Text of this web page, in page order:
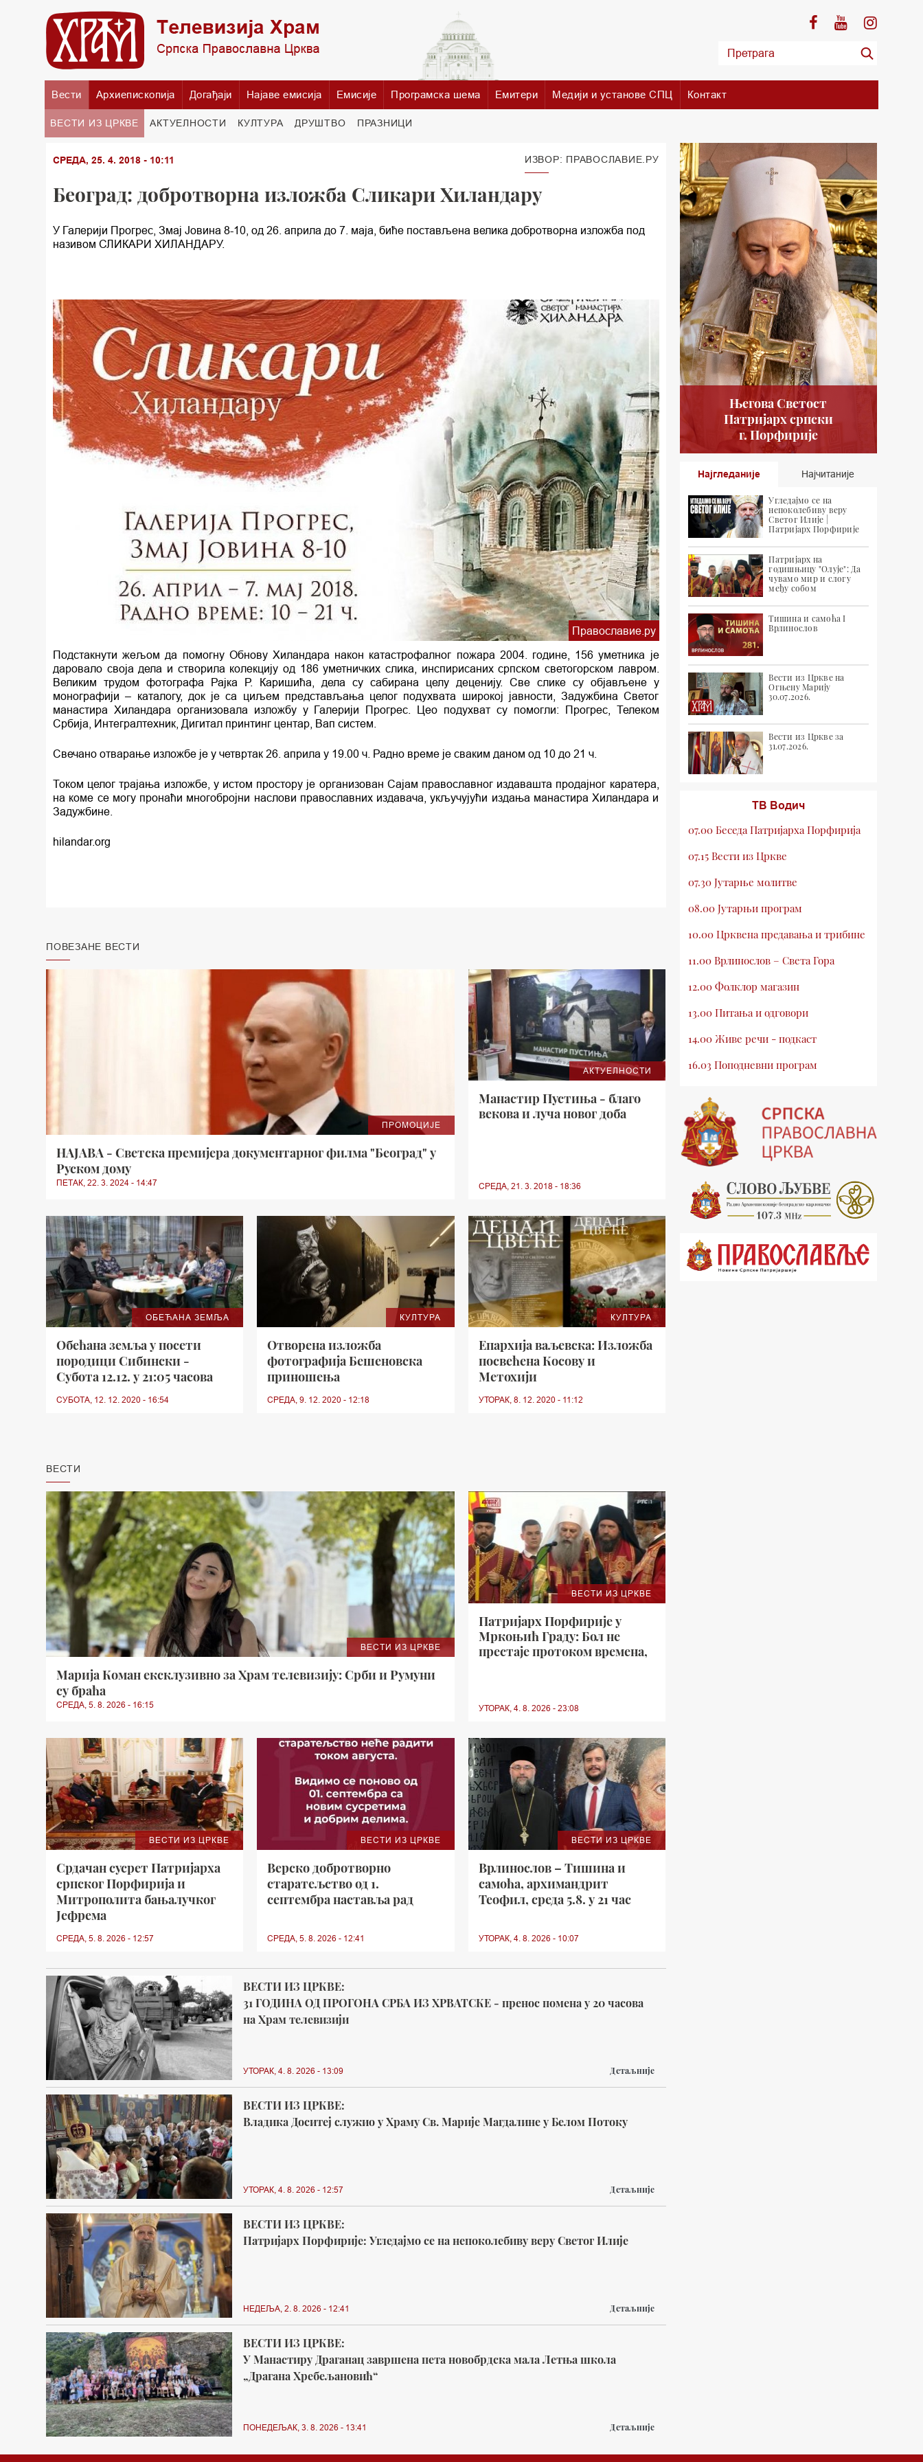
Вести Архиепископија Догађаји Најаве емисија Емисије Програмска шема Емитери Медији и установе СПЦ Контакт
ВЕСТИ ИЗ ЦРКВЕ АКТУЕЛНОСТИ КУЛТУРА ДРУШТВО ПРАЗНИЦИ
СРЕДА, 25. 4. 2018 - 10:11 ИЗВОР: ПРАВОСЛАВИЕ.РУ
Београд: добротворна изложба Сликари Хиландару
У Галерији Прогрес, Змај Јовина 8-10, од 26. априла до 7. маја, биће постављена велика добротворна изложба под
називом СЛИКАРИ ХИЛАНДАРУ.
Православие.ру
Подстакнути жељом да помогну Обнову Хиландара након катастрофалног пожара 2004. године, 156 уметника је
даровало своја дела и створила колекцију од 186 уметничких слика, инспирисаних српском светогорском лавром.
Великим трудом фотографа Рајка Р. Каришића, дела су сабирана целу деценију. Све слике су објављене у
монографији – каталогу, док је са циљем представљања целог подухвата широкој јавности, Задужбина Светог
манастира Хиландара организовала изложбу у Галерији Прогрес. Цео подухват су помогли: Прогрес, Телеком
Србија, Интегралтехник, Дигитал принтинг центар, Вап систем.
Свечано отварање изложбе је у четвртак 26. априла у 19.00 ч. Радно време је сваким даном од 10 до 21 ч.
Током целог трајања изложбе, у истом простору је организован Сајам православног издавашта продајног каратера,
на коме се могу пронаћи многобројни наслови православних издавача, укључујући издања манастира Хиландара и
Задужбине.
hilandar.org
ПОВЕЗАНЕ ВЕСТИ
ПРОМОЦИЈЕ
НАЈАВА - Светска премијера документарног филма "Београд" у
Руском дому
ПЕТАК, 22. 3. 2024 - 14:47
АКТУЕЛНОСТИ
Манастир Пустиња - благо
векова и луча новог доба
СРЕДА, 21. 3. 2018 - 18:36
ОБЕЋАНА ЗЕМЉА
Обећана земља у посети
породици Сибински -
Субота 12.12. у 21:05 часова
СУБОТА, 12. 12. 2020 - 16:54
КУЛТУРА
Отворена изложба
фотографија Бешеновска
приношења
СРЕДА, 9. 12. 2020 - 12:18
КУЛТУРА
Епархија ваљевска: Изложба
посвећена Косову и
Метохији
УТОРАК, 8. 12. 2020 - 11:12
ВЕСТИ
ВЕСТИ ИЗ ЦРКВЕ
Марија Коман ексклузивно за Храм телевизију: Срби и Румуни
су браћа
СРЕДА, 5. 8. 2026 - 16:15
ВЕСТИ ИЗ ЦРКВЕ
Патријарх Порфирије у
Мркоњић Граду: Бол не
престаје протоком времена,
УТОРАК, 4. 8. 2026 - 23:08
ВЕСТИ ИЗ ЦРКВЕ
Срдачан сусрет Патријарха
српског Порфирија и
Митрополита бањалучког
Јефрема
СРЕДА, 5. 8. 2026 - 12:57
ВЕСТИ ИЗ ЦРКВЕ
Верско добротворно
старатељство од 1.
септембра наставља рад
СРЕДА, 5. 8. 2026 - 12:41
ВЕСТИ ИЗ ЦРКВЕ
Врлинослов – Тишина и
самоћа, архимандрит
Теофил, среда 5.8. у 21 час
УТОРАК, 4. 8. 2026 - 10:07
ВЕСТИ ИЗ ЦРКВЕ:
31 ГОДИНА ОД ПРОГОНА СРБА ИЗ ХРВАТСКЕ - пренос помена у 20 часова
на Храм телевизији
УТОРАК, 4. 8. 2026 - 13:09 Детаљније
ВЕСТИ ИЗ ЦРКВЕ:
Владика Доситеј служио у Храму Св. Марије Магдалине у Белом Потоку
УТОРАК, 4. 8. 2026 - 12:57 Детаљније
ВЕСТИ ИЗ ЦРКВЕ:
Патријарх Порфирије: Угледајмо се на непоколебиву веру Светог Илије
НЕДЕЉА, 2. 8. 2026 - 12:41 Детаљније
ВЕСТИ ИЗ ЦРКВЕ:
У Манастиру Драганац завршена пета новобрдска мала Летња школа
„Драгана Хребељановић“
ПОНЕДЕЉАК, 3. 8. 2026 - 13:41 Детаљније
Његова Светост
Патријарх српски
г. Порфирије
Најгледаније Најчитаније
Угледајмо се на
непоколебиву веру
Светог Илије |
Патријарх Порфирије
Патријарх на
годишњицу "Олује": Да
чувамо мир и слогу
међу собом
Тишина и самоћа I
Врлинослов
Вести из Цркве на
Огњену Марију
30.07.2026.
Вести из Цркве за
31.07.2026.
ТВ Водич
07.00 Беседа Патријарха Порфирија
07.15 Вести из Цркве
07.30 Јутарње молитве
08.00 Јутарњи програм
10.00 Црквена предавања и трибине
11.00 Врлинослов – Света Гора
12.00 Фолклор магазин
13.00 Питања и одговори
14.00 Живе речи - подкаст
16.03 Поподневни програм
19.03 Атлас памћења
19.30 Вечерње молитве
20.00 Вести из Цркве
20.15 Реч архијереја
20.30 Млади у Цркви
21.03 Гугл пита
22.03 Црквена предавања и трибине